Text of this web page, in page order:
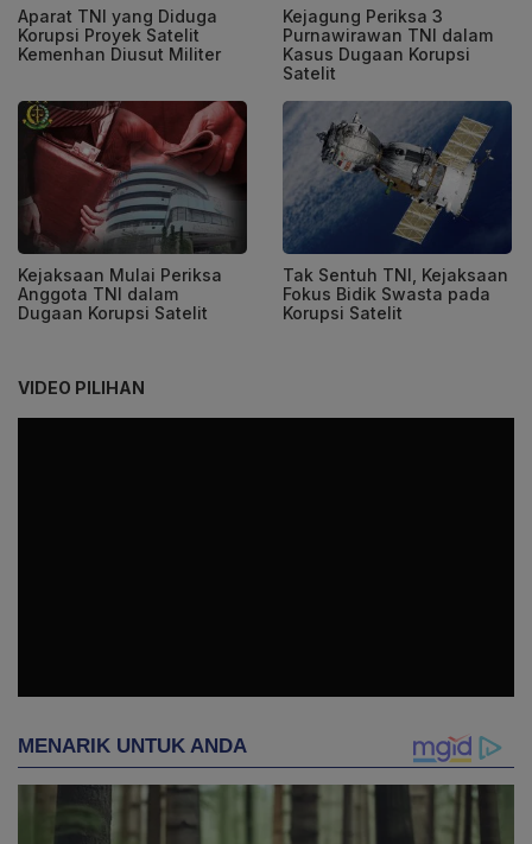
Aparat TNI yang Diduga
Korupsi Proyek Satelit
Kemenhan Diusut Militer
Kejagung Periksa 3
Purnawirawan TNI dalam
Kasus Dugaan Korupsi
Satelit
Kejaksaan Mulai Periksa
Anggota TNI dalam
Dugaan Korupsi Satelit
Tak Sentuh TNI, Kejaksaan
Fokus Bidik Swasta pada
Korupsi Satelit
VIDEO PILIHAN